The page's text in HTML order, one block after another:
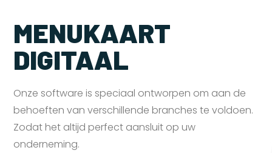
MENUKAART
DIGITAAL
Onze software is speciaal ontworpen om aan de
behoeften van verschillende branches te voldoen.
Zodat het altijd perfect aansluit op uw
onderneming.